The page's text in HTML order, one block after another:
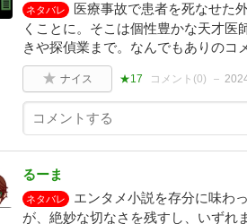
ネタバレ
医療事故で患者を死なせた
くことに。そこは個性豊かな天才
きや探偵業まで。なんでもありのコ
ナイス ★17 コメント(0)
るーま
ネタバレ
エンタメ小説を存分に味わ
が、絶妙な切なさを残すし、いずれ